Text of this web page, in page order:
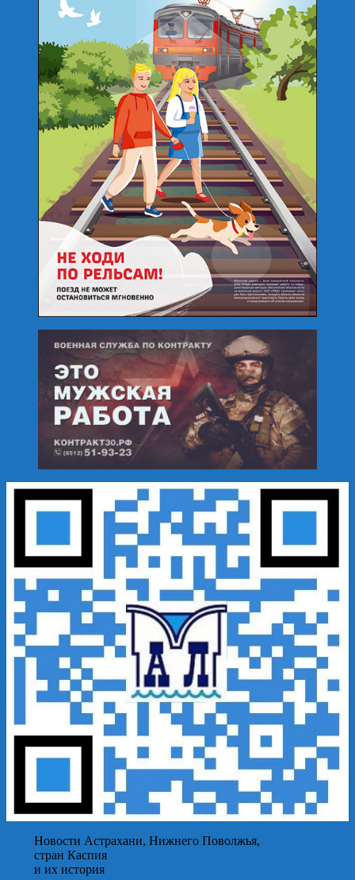
Новости Астрахани, Нижнего Поволжья,
стран Каспия
и их история